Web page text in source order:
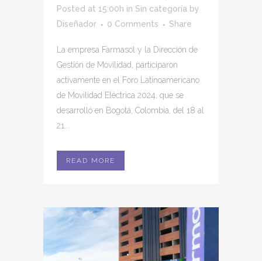
Posted at 15:00h in Sin categoría by
Diseñador
0 Comments Share
La empresa Farmasol y la Dirección de
Gestión de Movilidad, participaron
activamente en el Foro Latinoamericano
de Movilidad Eléctrica 2024, que se
desarrolló en Bogotá, Colombia, del 18 al
21...
READ MORE